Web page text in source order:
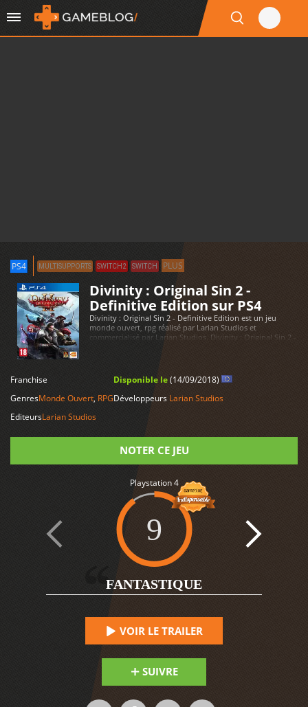
PS4 MULTISUPPORTS SWITCH2 SWITCH PLUS
Divinity : Original Sin 2 -
Definitive Edition sur PS4
Divinity : Original Sin 2 - Definitive Edition est un jeu
monde ouvert, rpg réalisé par Larian Studios et
commercialisé par Larian Studios. Divinity : Original Sin 2 -
Franchise
GenresMonde Ouvert, RPG
EditeursLarian Studios
Disponible le(14/09/2018)
Développeurs Larian Studios
NOTER CE JEU
Playstation 4
9
FANTASTIQUE
VOIR LE TRAILER
SUIVRE